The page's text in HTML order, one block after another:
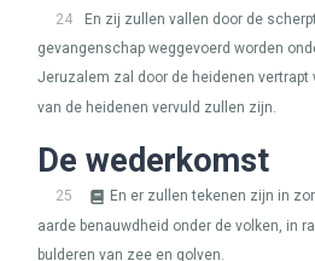
24
En zij zullen vallen door de
gevangenschap weggevoerd worden
Jeruzalem zal door de heidenen vertrapt
van de heidenen vervuld zullen zijn.
De wederkomst
25
En er zullen tekenen zijn in
aarde benauwdheid onder de volken, in
bulderen van zee en golven.